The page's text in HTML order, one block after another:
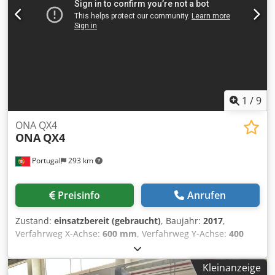
wir zum Verkauf anbieten. Kontaktieren Sie uns für weitere
Details. Djdpsy T R D Hsfx Ai Tswa
1 /9
Portugal 293 km
ONA QX4
ONA QX4
Preisinfo Anrufen
Zustand: einsatzbereit (gebraucht), Baujahr: 2017,
Verfahrweg X-Achse: 600 mm, Verfahrweg Y-Achse: 400
400 mm
kg, Anzahl der Achsen:3, Diese 3-Achsen-ONA QX4
Senkerodiermaschine wurde im Jahr 2017 hergestellt. Sie
Kleinanzeige